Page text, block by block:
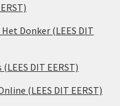
Donker (LEES DIT
DIT EERST)
(LEES DIT EERST)